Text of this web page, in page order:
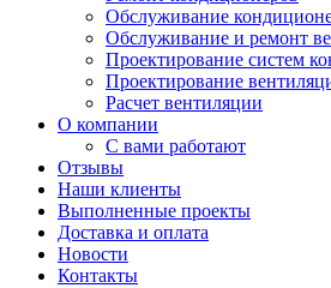
Обслуживание
Обслуживание и ремонт
Проектирование систем
Проектирование
Расчет вентиляции
О компании
С вами работают
Отзывы
Наши клиенты
Выполненные проекты
Доставка и оплата
Новости
Контакты